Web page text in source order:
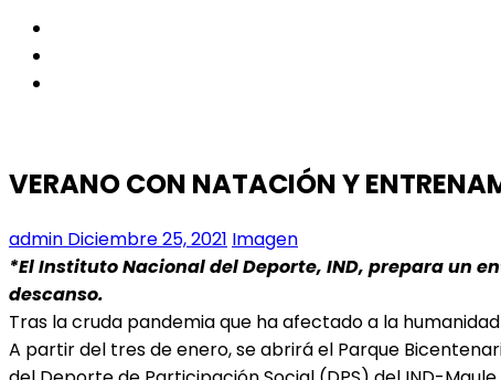
VERANO CON NATACIÓN Y
admin Diciembre 25, 2021 Imagen
*El Instituto Nacional del Deporte, IND, prepara un
descanso.
Tras la cruda pandemia que ha afectado a la
A partir del tres de enero, se abrirá el Parque